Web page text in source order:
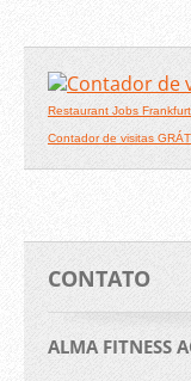
Restaurant Jobs Frankfurt
Contador de visitas
CONTATO
ALMA FITNESS